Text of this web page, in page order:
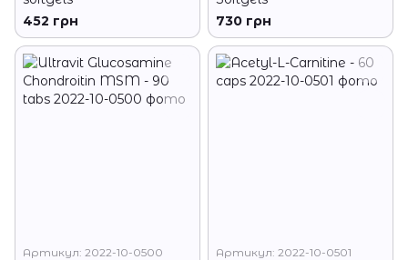
452 грн
730 грн
Артикул: 2022-10-0500 Артикул: 2022-10-0501